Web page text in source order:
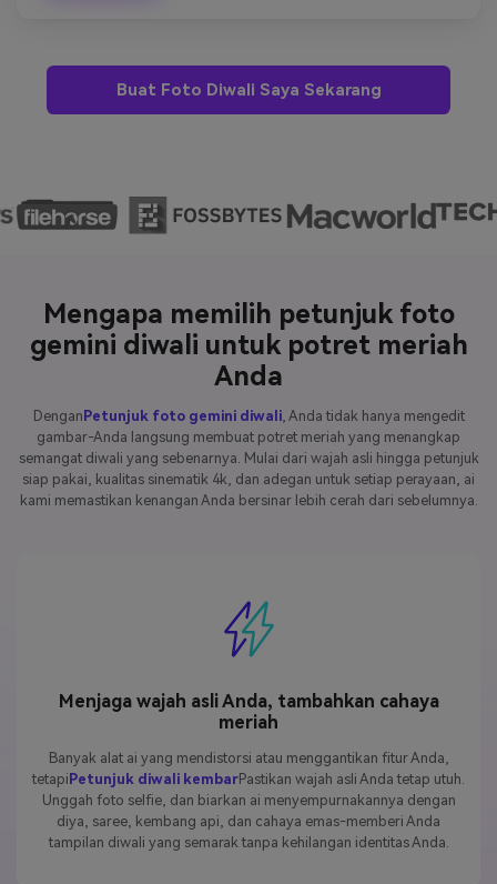
Buat Foto Diwali Saya Sekarang
Mengapa memilih petunjuk foto
gemini diwali untuk potret meriah
Anda
Dengan Petunjuk foto gemini diwali, Anda tidak hanya mengedit
gambar-Anda langsung membuat potret meriah yang menangkap
semangat diwali yang sebenarnya. Mulai dari wajah asli hingga petunjuk
siap pakai, kualitas sinematik 4k, dan adegan untuk setiap perayaan, ai
kami memastikan kenangan Anda bersinar lebih cerah dari sebelumnya.
Menjaga wajah asli Anda, tambahkan cahaya
meriah
Banyak alat ai yang mendistorsi atau menggantikan fitur Anda,
tetapiPetunjuk diwali kembarPastikan wajah asli Anda tetap utuh.
Unggah foto selfie, dan biarkan ai menyempurnakannya dengan
diya, saree, kembang api, dan cahaya emas-memberi Anda
tampilan diwali yang semarak tanpa kehilangan identitas Anda.